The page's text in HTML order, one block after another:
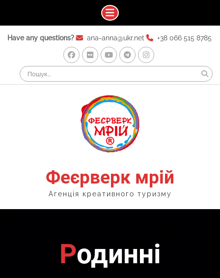
Have any questions? ana-anna@ukr.net +38 066 515 8785
Facebook
FlickrYoutubeTelegramInstagram
for:
Феєрверк мрій
Агенція креативного туризму
Родинні